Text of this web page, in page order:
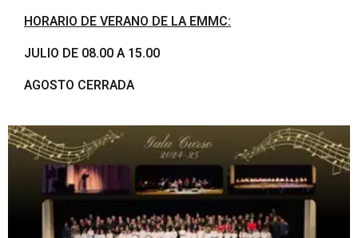
HORARIO DE VERANO DE LA EMMC:
JULIO DE 08.00 A 15.00
AGOSTO CERRADA